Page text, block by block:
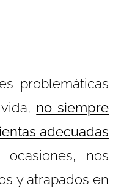
problemáticas
no siempre
adecuadas
ocasiones, nos
y atrapados en